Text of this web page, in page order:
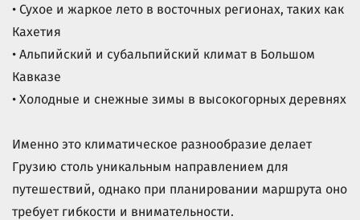
• Сухое и жаркое лето в восточных регионах, таких как
Кахетия
• Альпийский и субальпийский климат в Большом
Кавказе
• Холодные и снежные зимы в высокогорных деревнях
Именно это климатическое разнообразие делает
Грузию столь уникальным направлением для
путешествий, однако при планировании маршрута оно
требует гибкости и внимательности.